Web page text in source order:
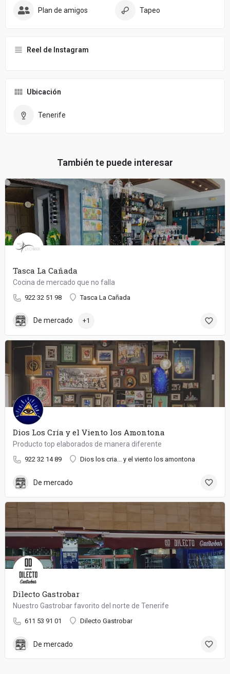
Plan de amigos Tapeo
Reel de Instagram
Ubicación
Tenerife
También te puede interesar
Tasca La Cañada
Cocina de mercado que no falla
922 32 51 98 Tasca La Cañada
De mercado +1
Dios Los Cría y el Viento los Amontona
Producto top elaborados de manera diferente
922 32 14 89 Dios los cria... y el viento los amontona
De mercado
Dilecto Gastrobar
Nuestro Gastrobar favorito del norte de Tenerife
611 53 91 01 Dilecto Gastrobar
De mercado